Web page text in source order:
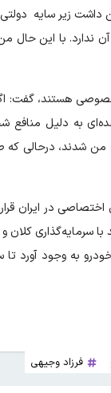
داشت زیر سایه
ندارد. با این حال
هستند، گفت:
عده‌ای به دلیل
شدند، درحالی که
در ایران
سرمایه‌گذاری کلان و
به وجود آورد تا
فرزاد وجیهی